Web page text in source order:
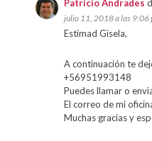
Patricio Andrades
julio 11, 2018 a las 9:06
Estimad Gisela,
A continuación te
+56951993148
Puedes llamar o
El correo de mi
Muchas gracias y